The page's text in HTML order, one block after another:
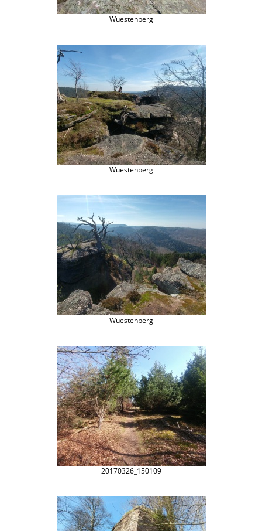
Wuestenberg
Wuestenberg
Wuestenberg
20170326_150109